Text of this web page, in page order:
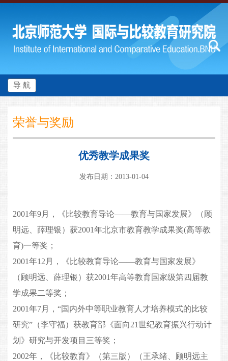
导 航
荣誉与奖励
优秀教学成果奖
发布日期：2013-01-04
2001年9月，《比较教育导论——教育与国家发展》（顾
明远、薛理银）获2001年北京市教育教学成果奖(高等教
育)一等奖；
2001年12月，《比较教育导论——教育与国家发展》
（顾明远、薛理银）获2001年高等教育国家级第四届教
学成果二等奖；
2001年7月，“国内外中等职业教育人才培养模式的比较
研究”（李守福）获教育部《面向21世纪教育振兴行动计
划》研究与开发项目三等奖；
2002年，《比较教育》（第三版）（王承绪、顾明远主